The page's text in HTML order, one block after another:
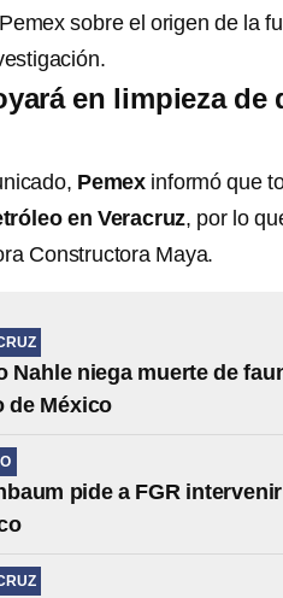
sobre el origen de la
en limpieza de
Pemex informó que
en Veracruz, por lo
Constructora Maya.
Nahle niega muerte de
de México
pide a FGR